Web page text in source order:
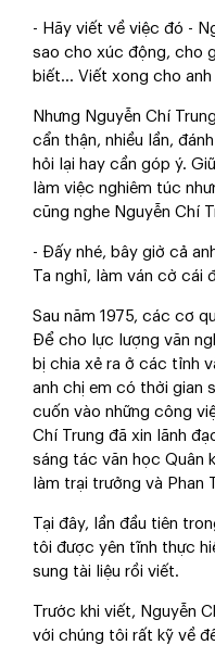
- Hãy viết về việc đó -
sao cho xúc động, cho
biết... Viết xong cho
Nhưng Nguyễn Chí
cẩn thận, nhiều lần,
hỏi lại hay cần góp ý.
làm việc nghiêm túc
cũng nghe Nguyễn Chí
- Đấy nhé, bây giờ cả
Ta nghỉ, làm ván cờ cái
Sau năm 1975, các cơ
Để cho lực lượng văn
bị chia xẻ ra ở các tỉnh
anh chị em có thời gian
cuốn vào những công
Chí Trung đã xin lãnh
sáng tác văn học Quân
làm trại trưởng và Phan
Tại đây, lần đầu tiên
tôi được yên tĩnh thực
sung tài liệu rồi viết.
Trước khi viết, Nguyễn
với chúng tôi rất kỹ về